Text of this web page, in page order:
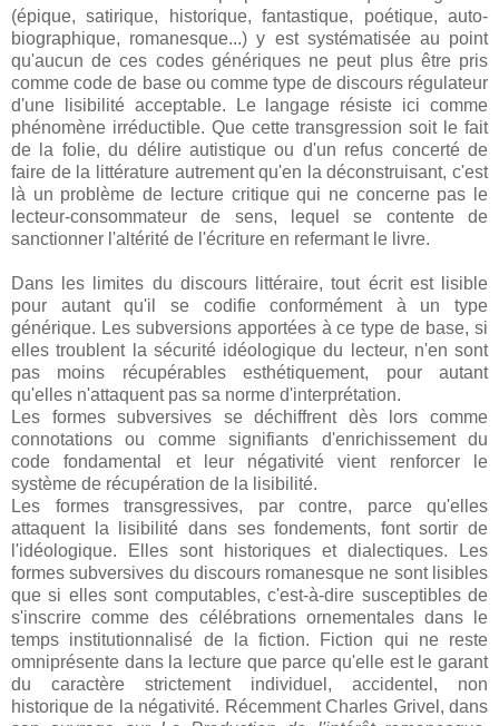
(épique, satirique, historique, fantastique, poétique, auto-
biographique, romanesque...) y est systématisée au point
qu'aucun de ces codes génériques ne peut plus être pris
comme code de base ou comme type de discours régulateur
d'une lisibilité acceptable. Le langage résiste ici comme
phénomène irréductible. Que cette transgression soit le fait
de la folie, du délire autistique ou d'un refus concerté de
faire de la littérature autrement qu'en la déconstruisant, c'est
là un problème de lecture critique qui ne concerne pas le
lecteur-consommateur de sens, lequel se contente de
sanctionner l'altérité de l'écriture en refermant le livre.
Dans les limites du discours littéraire, tout écrit est lisible
pour autant qu'il se codifie conformément à un type
générique. Les subversions apportées à ce type de base, si
elles troublent la sécurité idéologique du lecteur, n'en sont
pas moins récupérables esthétiquement, pour autant
qu'elles n'attaquent pas sa norme d'interprétation.
Les formes subversives se déchiffrent dès lors comme
connotations ou comme signifiants d'enrichissement du
code fondamental et leur négativité vient renforcer le
système de récupération de la lisibilité.
Les formes transgressives, par contre, parce qu'elles
attaquent la lisibilité dans ses fondements, font sortir de
l'idéologique. Elles sont historiques et dialectiques. Les
formes subversives du discours romanesque ne sont lisibles
que si elles sont computables, c'est-à-dire susceptibles de
s'inscrire comme des célébrations ornementales dans le
temps institutionnalisé de la fiction. Fiction qui ne reste
omniprésente dans la lecture que parce qu'elle est le garant
du caractère strictement individuel, accidentel, non
historique de la négativité. Récemment Charles Grivel, dans